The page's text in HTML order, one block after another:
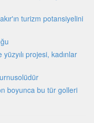
turizm potansiyelini
projesi, kadınlar
boyunca bu tür golleri